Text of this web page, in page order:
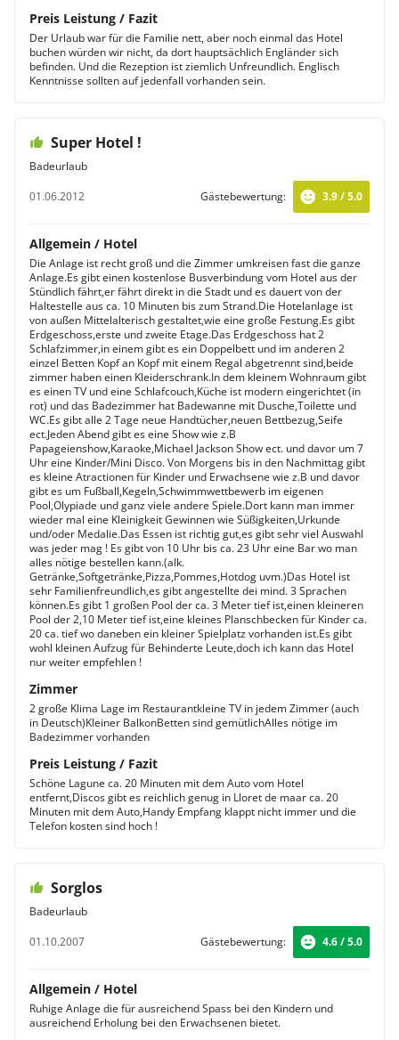
Preis Leistung / Fazit
Der Urlaub war für die Familie nett, aber noch einmal das Hotel
buchen würden wir nicht, da dort hauptsächlich Engländer sich
befinden. Und die Rezeption ist ziemlich Unfreundlich. Englisch
Kenntnisse sollten auf jedenfall vorhanden sein.
Super Hotel !
Badeurlaub
01.06.2012
Gästebewertung: 3.9 / 5.0
Allgemein / Hotel
Die Anlage ist recht groß und die Zimmer umkreisen fast die ganze
Anlage.Es gibt einen kostenlose Busverbindung vom Hotel aus der
Stündlich fährt,er fährt direkt in die Stadt und es dauert von der
Haltestelle aus ca. 10 Minuten bis zum Strand.Die Hotelanlage ist
von außen Mittelalterisch gestaltet,wie eine große Festung.Es gibt
Erdgeschoss,erste und zweite Etage.Das Erdgeschoss hat 2
Schlafzimmer,in einem gibt es ein Doppelbett und im anderen 2
einzel Betten Kopf an Kopf mit einem Regal abgetrennt sind,beide
zimmer haben einen Kleiderschrank.In dem kleinem Wohnraum gibt
es einen TV und eine Schlafcouch,Küche ist modern eingerichtet (in
rot) und das Badezimmer hat Badewanne mit Dusche,Toilette und
WC.Es gibt alle 2 Tage neue Handtücher,neuen Bettbezug,Seife
ect.Jeden Abend gibt es eine Show wie z.B
Papageienshow,Karaoke,Michael Jackson Show ect. und davor um 7
Uhr eine Kinder/Mini Disco. Von Morgens bis in den Nachmittag gibt
es kleine Atractionen für Kinder und Erwachsene wie z.B und davor
gibt es um Fußball,Kegeln,Schwimmwettbewerb im eigenen
Pool,Olypiade und ganz viele andere Spiele.Dort kann man immer
wieder mal eine Kleinigkeit Gewinnen wie Süßigkeiten,Urkunde
und/oder Medalie.Das Essen ist richtig gut,es gibt sehr viel Auswahl
was jeder mag ! Es gibt von 10 Uhr bis ca. 23 Uhr eine Bar wo man
alles nötige bestellen kann.(alk.
Getränke,Softgetränke,Pizza,Pommes,Hotdog uvm.)Das Hotel ist
sehr Familienfreundlich,es gibt angestellte dei mind. 3 Sprachen
können.Es gibt 1 großen Pool der ca. 3 Meter tief ist,einen kleineren
Pool der 2,10 Meter tief ist,eine kleines Planschbecken für Kinder ca.
20 ca. tief wo daneben ein kleiner Spielplatz vorhanden ist.Es gibt
wohl kleinen Aufzug für Behinderte Leute,doch ich kann das Hotel
nur weiter empfehlen !
Zimmer
2 große Klima Lage im Restaurantkleine TV in jedem Zimmer (auch
in Deutsch)Kleiner BalkonBetten sind gemütlichAlles nötige im
Badezimmer vorhanden
Preis Leistung / Fazit
Schöne Lagune ca. 20 Minuten mit dem Auto vom Hotel
entfernt,Discos gibt es reichlich genug in Lloret de maar ca. 20
Minuten mit dem Auto,Handy Empfang klappt nicht immer und die
Telefon kosten sind hoch !
Sorglos
Badeurlaub
01.10.2007
Gästebewertung: 4.6 / 5.0
Allgemein / Hotel
Ruhige Anlage die für ausreichend Spass bei den Kindern und
ausreichend Erholung bei den Erwachsenen bietet.